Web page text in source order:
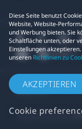
Diese Seite benutzt
Website, Website-
und Werbung bieten. Sie
Schaltfläche unten, oder
Einstellungen
unseren Richtlinien zu
AKZEPTIEREN
Cookie
©
Datenschutzkontakt: